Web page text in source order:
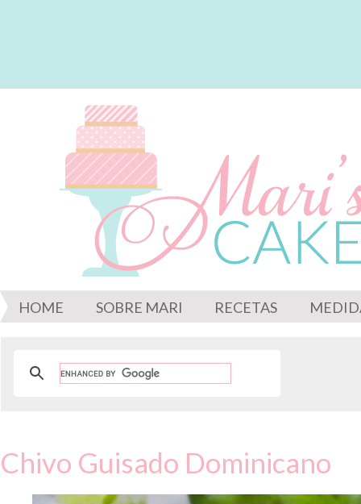
HOME SOBRE MARI RECETAS
Chivo Guisado Dominicano